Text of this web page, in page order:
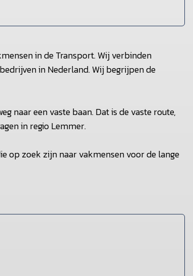
in de Transport. Wij verbinden
in Nederland. Wij begrijpen de
naar een vaste baan. Dat is de vaste route,
in regio Lemmer.
op zoek zijn naar vakmensen voor de lange